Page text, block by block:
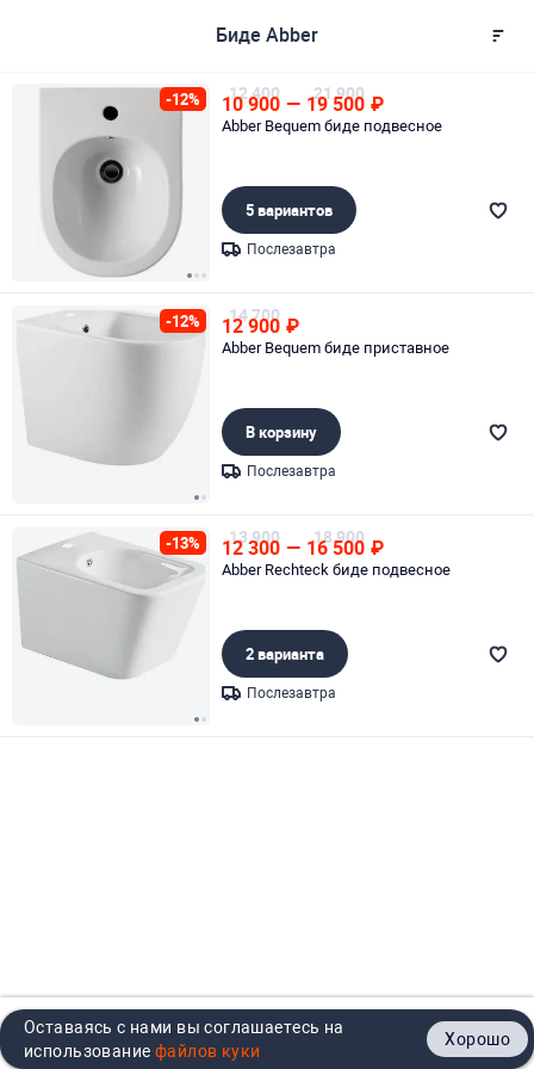
Главная Каталог Кабинет Контакты
Биде Abber
-12% 12 400
10 900 — 21 900
19 500 ₽
Abber Bequem биде подвесное
5 вариантов
Послезавтра
-12% 14 700
12 900 ₽
Abber Bequem биде приставное
В корзину
Послезавтра
-13% 13 900
12 300 — 18 900
16 500 ₽
Abber Rechteck биде подвесное
2 варианта
Послезавтра
Оставаясь с нами вы соглашаетесь на
использование
Хорошо